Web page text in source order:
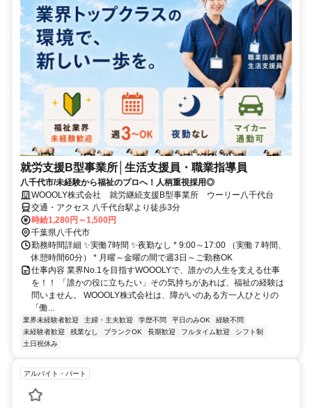
就労支援B型事業所│生活支援員・職業指導員
八千代市/未経験から福祉のプロへ！人柄重視採用◎
WOOOLY株式会社 就労継続支援B型事業所 ウーリー八千代台
交通・アクセス 八千代台駅より徒歩3分
時給1,280円～1,500円
千葉県八千代市
勤務時間詳細 ✨実働7時間 ✨夜勤なし * 9:00～17:00 （実働７時間、
休憩時間60分） * 月曜～金曜の間で週3日～ご勤務OK
仕事内容 業界No.1を目指すWOOOLYで、誰かの人生を支える仕事
を！！ 「誰かの役に立ちたい」その気持ちがあれば、福祉の経験は
問いません。 WOOOLY株式会社は、障がいのある方一人ひとりの
「働...
業界未経験者歓迎 主婦・主夫歓迎 学歴不問 平日のみOK
経験不問
未経験者歓迎
残業なし ブランクOK 長期歓迎 フルタイム歓迎
シフト制
土日祝休み
アルバイト・パート